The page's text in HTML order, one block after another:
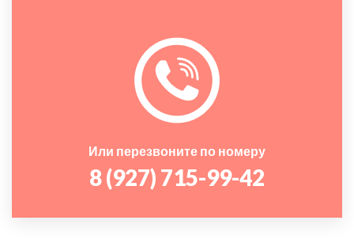
Или перезвоните по номеру
8 (927) 715-99-42